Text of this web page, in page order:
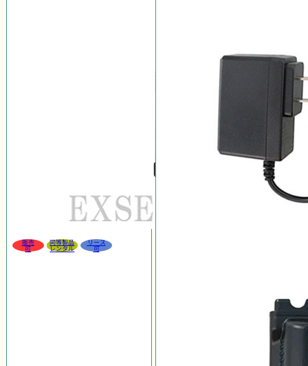
販売
可
同等製品
レンタル
リース
可